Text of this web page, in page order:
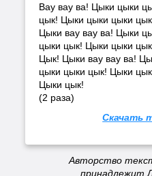
Вау вау ва! Цыки цыки
цык! Цыки цыки цыки
Цыки вау вау ва! Цыки
цыки цык! Цыки цыки
Цык! Цыки вау вау ва!
цыки цыки цык! Цыки
Цыки цык!
(2 раза)
Скачать
Авторство
принадлежит